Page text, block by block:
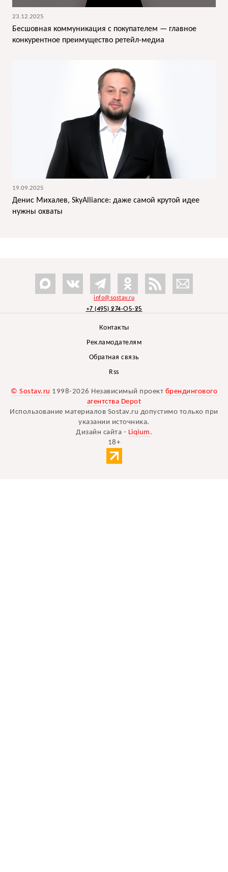
23.12.2025
Бесшовная коммуникация с покупателем — главное
конкурентное преимущество ретейл-медиа
19.09.2025
Денис Михалев, SkyAlliance: даже самой крутой идее
нужны охваты
info@sostav.ru
+7 (495) 274-05-25
Контакты
Рекламодателям
Обратная связь
Rss
© Sostav.ru 1998-2026 Независимый проект брендингового
агентства Depot
Использование материалов Sostav.ru допустимо только при
указании источника.
Дизайн сайта - Liqium .
18+